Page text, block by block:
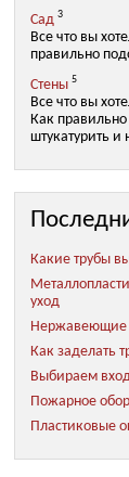
Сад 3
Все что вы
правильно
Стены 5
Все что вы
Как
штукатурить и
Какие трубы
уход
Нержавеющие
Как заделать
Выбираем
Пожарное
Пластиковые